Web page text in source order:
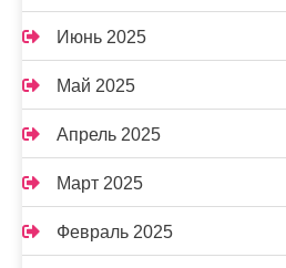
Июнь 2025
Май 2025
Апрель 2025
Март 2025
Февраль 2025